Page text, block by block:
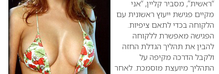
“ראשית”, מסביר קליין, “אני
מקיים פגישת ייעוץ ראשונית עם
הלקוחה בכדי לתאם ציפיות.
הפגישה מאפשרת ללקוחה
להבין את תהליך הגדלת החזה
ולקבל הדרכה מקיפה על
התהליך מיועצת מוסמכת. לאחר